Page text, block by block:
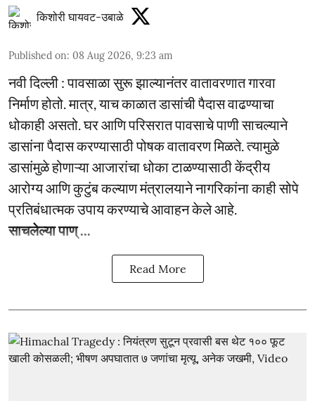
किशोरी घायवट-उबाळे
Published on: 08 Aug 2026, 9:23 am
नवी दिल्ली : पावसाळा सुरू झाल्यानंतर वातावरणात गारवा
निर्माण होतो. मात्र, याच काळात डासांची पैदास वाढण्याचा
धोकाही असतो. घर आणि परिसरात पावसाचे पाणी साचल्याने
डासांना पैदास करण्यासाठी पोषक वातावरण मिळते. त्यामुळे
डासांमुळे होणाऱ्या आजारांचा धोका टाळण्यासाठी केंद्रीय
आरोग्य आणि कुटुंब कल्याण मंत्रालयाने नागरिकांना काही सोपे
प्रतिबंधात्मक उपाय करण्याचे आवाहन केले आहे.
साचलेल्या पाण् ...
Read More